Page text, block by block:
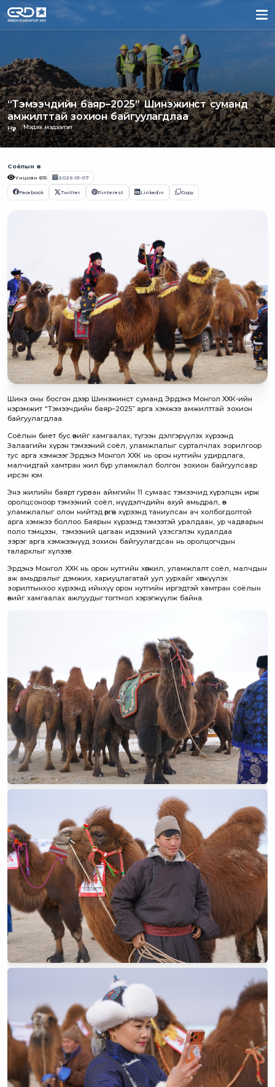
“Тэмээчдийн баяр–2025” Шинэжинст суманд
амжилттай зохион байгуулагдлаа
Нүүр Мэдээ мэдээлэл
Соёлын өв
Уншсан 615 2026-01-07
Facebook Twitter Pinterest Linkedin Copy
Шинэ оны босгон дээр Шинэжинст суманд Эрдэнэ Монгол ХХК-ийн
нэрэмжит “Тэмээчдийн баяр–2025” арга хэмжээ амжилттай зохион
байгуулагдлаа.
Соёлын биет бус өвийг хамгаалах, түгээн дэлгэрүүлэх хүрээнд
Залаагийн хүрэн тэмээний соёл, уламжлалыг сурталчлах зорилгоор
тус арга хэмжээг Эрдэнэ Монгол ХХК нь орон нутгийн удирдлага,
малчидтай хамтран жил бүр уламжлал болгон зохион байгуулсаар
ирсэн юм.
Энэ жилийн баярт гурван аймгийн 11 сумаас тэмээчид хүрэлцэн ирж
оролцсоноор тэмээний соёл, нүүдэлчдийн ахуй амьдрал, өв
уламжлалыг олон нийтэд өргөн хүрээнд таниулсан ач холбогдолтой
арга хэмжээ боллоо. Баярын хүрээнд тэмээтэй уралдаан, ур чадварын
поло тэмцээн, тэмээний цагаан идээний үзэсгэлэн худалдаа
зэрэг арга хэмжээнүүд зохион байгуулагдсан нь оролцогчдын
талархлыг хүлээв.
Эрдэнэ Монгол ХХК нь орон нутгийн хөгжил, уламжлалт соёл, малчдын
аж амьдралыг дэмжих, хариуцлагатай уул уурхайг хөгжүүлэх
зорилтынхоо хүрээнд ийнхүү орон нутгийн иргэдтэй хамтран соёлын
өвийг хамгаалах ажлуудыг тогтмол хэрэгжүүлж байна.